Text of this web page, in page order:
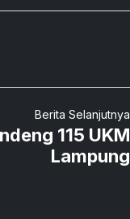
Berita Selanjutnya
115 UKM
Lampung